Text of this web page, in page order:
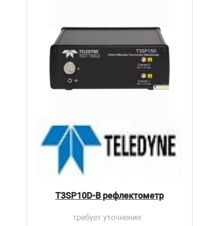
T3SP10D-B рефлектометр
требует уточнения